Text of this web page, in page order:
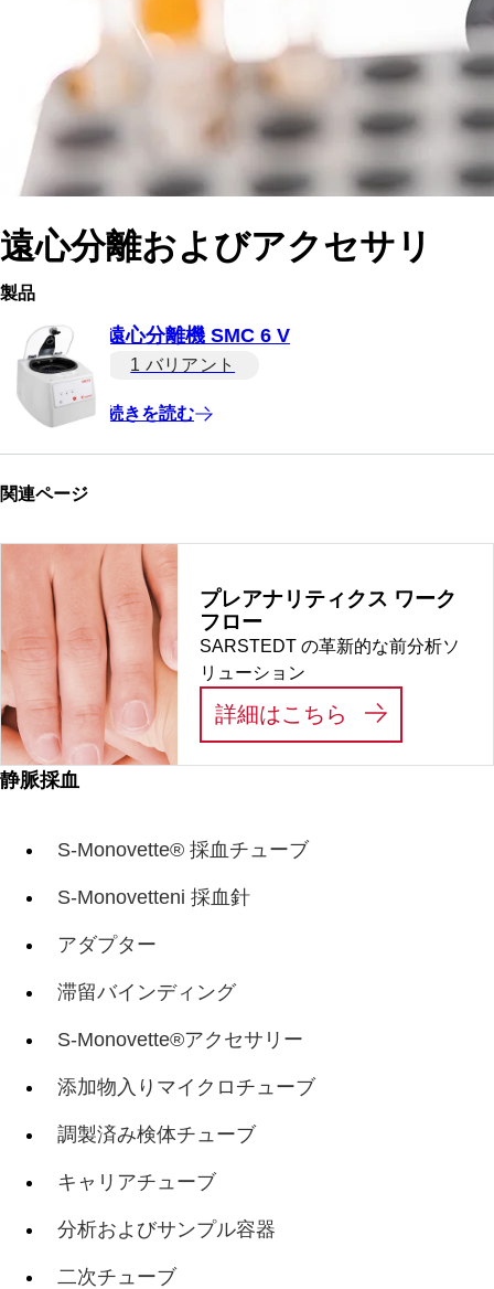
遠心分離およびアクセサリ
静脈採血
S-Monovette® 採血チューブ
S-Monovetteni 採血針
アダプター
滞留バインディング
S-Monovette®アクセサリー
添加物入りマイクロチューブ
調製済み検体チューブ
キャリアチューブ
分析およびサンプル容器
二次チューブ
製品
遠心分離機 SMC 6 V
1 バリアント
続きを読む
関連ページ
プレアナリティクス ワーク
フロー
SARSTEDT の革新的な前分析ソ
リューション
詳細はこちら プレアナリ